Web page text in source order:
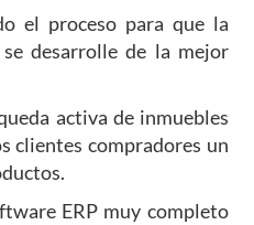
el proceso para que la
desarrolle de la mejor
activa de inmuebles
clientes compradores un
ERP muy completo